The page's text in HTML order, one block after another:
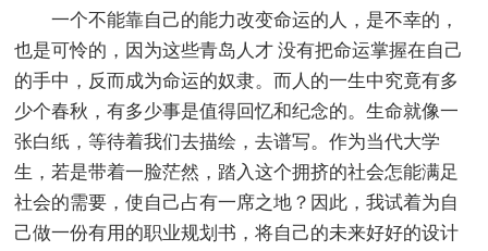
一个不能靠自己的能力改变命运的人，是不幸的，
也是可怜的，因为这些青岛人才 没有把命运掌握在自己
的手中，反而成为命运的奴隶。而人的一生中究竟有多
少个春秋，有多少事是值得回忆和纪念的。生命就像一
张白纸，等待着我们去描绘，去谱写。作为当代大学
生，若是带着一脸茫然，踏入这个拥挤的社会怎能满足
社会的需要，使自己占有一席之地？因此，我试着为自
己做一份有用的职业规划书，将自己的未来好好的设计